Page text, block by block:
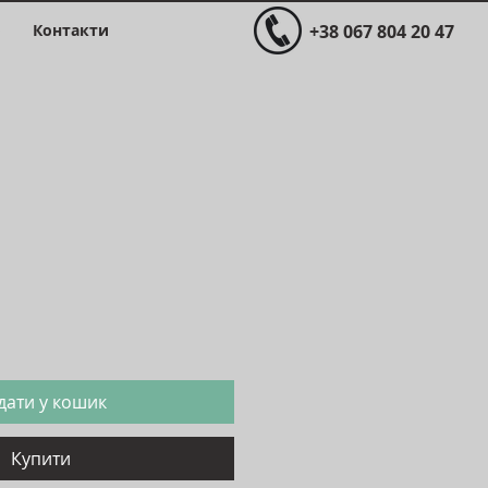
Контакти +38 067 804 20 47
у кошик
Купити